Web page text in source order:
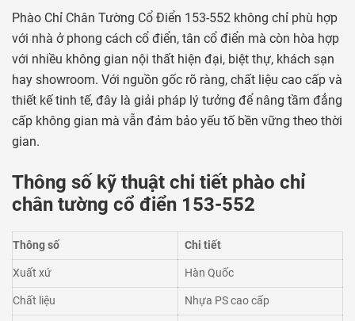
Phào Chỉ Chân Tường Cổ Điển 153-552 không chỉ phù hợp
với nhà ở phong cách cổ điển, tân cổ điển mà còn hòa hợp
với nhiều không gian nội thất hiện đại, biệt thự, khách sạn
hay showroom. Với nguồn gốc rõ ràng, chất liệu cao cấp và
thiết kế tinh tế, đây là giải pháp lý tưởng để nâng tầm đẳng
cấp không gian mà vẫn đảm bảo yếu tố bền vững theo thời
gian.
Thông số kỹ thuật chi tiết phào chỉ
chân tường cổ điển 153-552
Thông số Chi tiết
Xuất xứ Hàn Quốc
Chất liệu Nhựa PS cao cấp